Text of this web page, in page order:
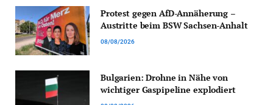
Protest gegen AfD-Annäherung –
Austritte beim BSW Sachsen-Anhalt
08/08/2026
Bulgarien: Drohne in Nähe von
wichtiger Gaspipeline explodiert